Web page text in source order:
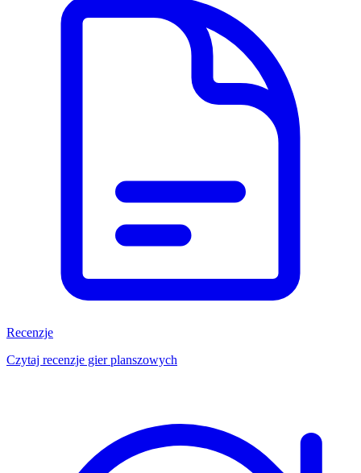
Recenzje
Czytaj recenzje gier planszowych